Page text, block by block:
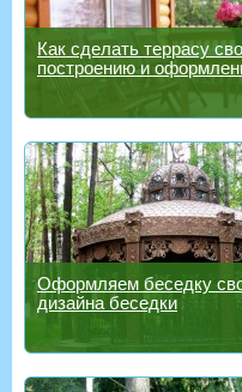
Как сделать террасу
построению и
Оформляем беседку
дизайна беседки